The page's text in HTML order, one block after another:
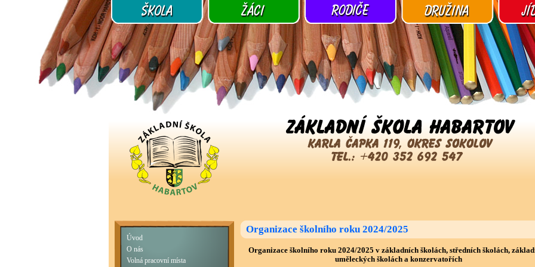
Úvod
O nás
Volná pracovní místa
Organizace školního roku 2024/2025
Organizace školního roku 2024/2025 v základních školách, středních školách,
uměleckých školách a konzervatořích